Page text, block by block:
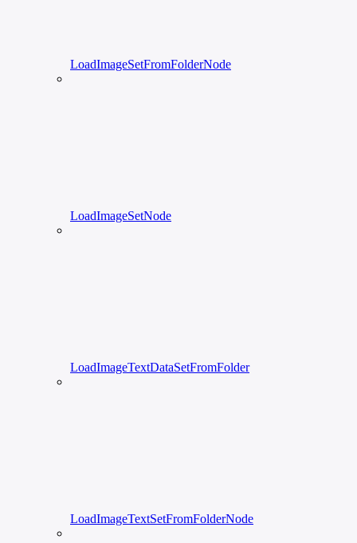
LoadImageSetFromFolderNode
LoadImageSetNode
LoadImageTextDataSetFromFolder
LoadImageTextSetFromFolderNode